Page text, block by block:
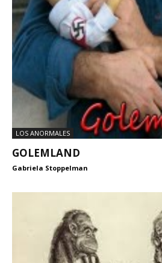
LOS ANORMALES
GOLEMLAND
Gabriela Stoppelman